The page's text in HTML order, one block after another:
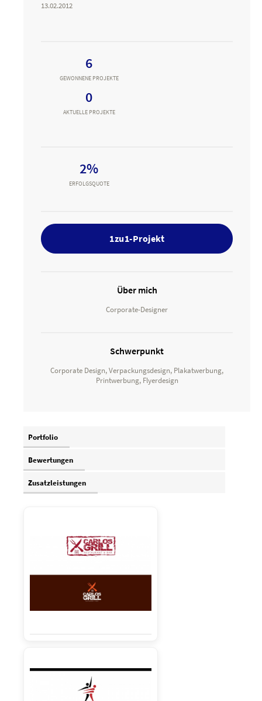
13.02.2012
6
GEWONNENE PROJEKTE
0
AKTUELLE PROJEKTE
2%
ERFOLGSQUOTE
1zu1-Projekt
Über mich
Corporate-Designer
Schwerpunkt
Corporate Design, Verpackungsdesign, Plakatwerbung,
Printwerbung, Flyerdesign
Portfolio
Bewertungen
Zusatzleistungen